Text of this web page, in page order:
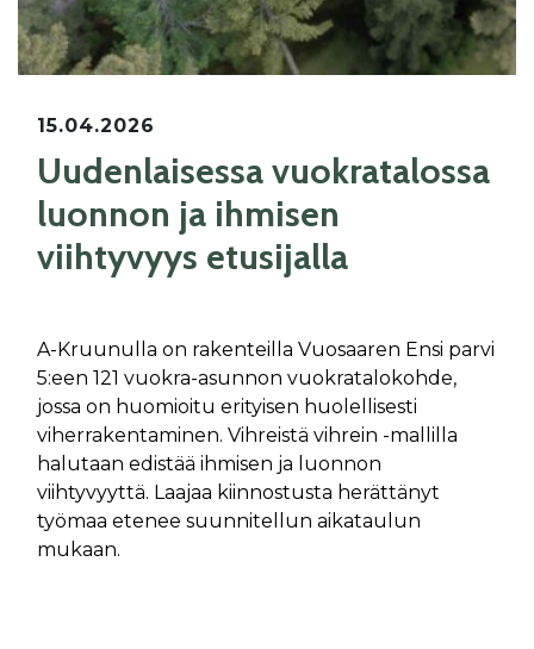
15.04.2026
Uudenlaisessa vuokratalossa
luonnon ja ihmisen
viihtyvyys etusijalla
A-Kruunulla on rakenteilla Vuosaaren Ensi parvi
5:een 121 vuokra-asunnon vuokratalokohde,
jossa on huomioitu erityisen huolellisesti
viherrakentaminen. Vihreistä vihrein -mallilla
halutaan edistää ihmisen ja luonnon
viihtyvyyttä. Laajaa kiinnostusta herättänyt
työmaa etenee suunnitellun aikataulun
mukaan.